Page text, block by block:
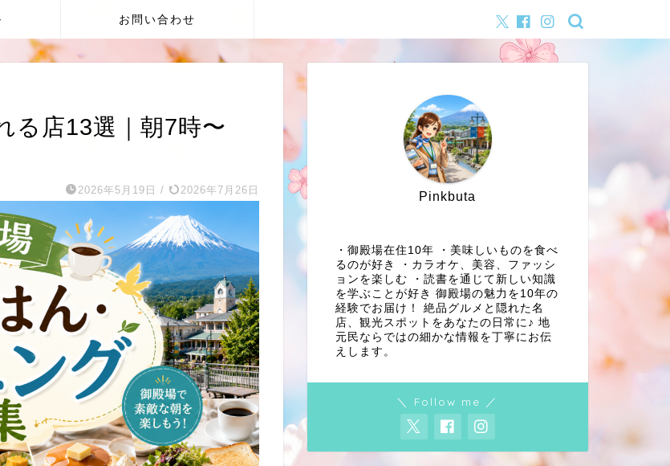
お問い合わせ
る店13選｜朝7時〜
2026年5月19日 / 2026年7月26日 Pinkbuta
・御殿場在住10年 ・美味しいものを食べ
るのが好き ・カラオケ、美容、ファッシ
ョンを楽しむ ・読書を通じて新しい知識
を学ぶことが好き 御殿場の魅力を10年の
経験でお届け！ 絶品グルメと隠れた名
店、観光スポットをあなたの日常に♪ 地
元民ならではの細かな情報を丁寧にお伝
えします。
＼ Follow me ／